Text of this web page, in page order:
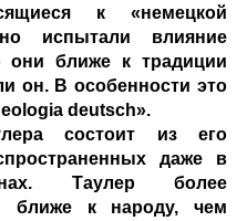
к «немецкой
испытали влияние
они ближе к традиции
он. В особенности это
deutsch».
состоит из его
даже в
Таулер более
ближе к народу, чем